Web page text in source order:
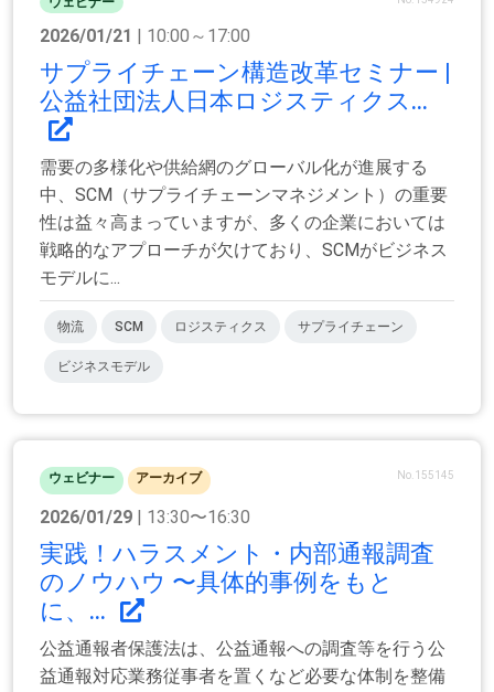
2026/01/21 | 10:00～17:00
サプライチェーン構造改革セミナー |
公益社団法人日本ロジスティクス...
需要の多様化や供給網のグローバル化が進展する
中、SCM（サプライチェーンマネジメント）の重要
性は益々高まっていますが、多くの企業においては
戦略的なアプローチが欠けており、SCMがビジネス
モデルに...
物流 SCM ロジスティクス サプライチェーン
ビジネスモデル
ウェビナー アーカイブ No.155145
2026/01/29 | 13:30〜16:30
実践！ハラスメント・内部通報調査
のノウハウ 〜具体的事例をもと
に、...
公益通報者保護法は、公益通報への調査等を行う公
益通報対応業務従事者を置くなど必要な体制を整備